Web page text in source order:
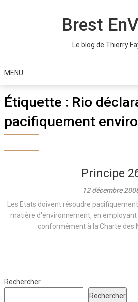
Brest
Le blog de Thierry
MENU
Étiquette : Rio
pacifiquement
Principe
12 décembre
Les Etats doivent résoudre
matière d'environnement, en
conformément à la Charte des
Rechercher
Rechercher